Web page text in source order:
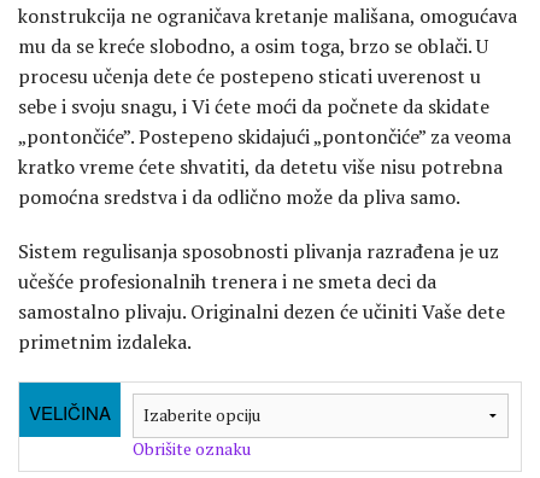
konstrukcija ne ograničava kretanje mališana, omogućava
mu da se kreće slobodno, a osim toga, brzo se oblači. U
procesu učenja dete će postepeno sticati uverenost u
sebe i svoju snagu, i Vi ćete moći da počnete da skidate
„pontončiće”. Postepeno skidajući „pontončiće” za veoma
kratko vreme ćete shvatiti, da detetu više nisu potrebna
pomoćna sredstva i da odlično može da pliva samo.
Sistem regulisanja sposobnosti plivanja razrađena je uz
učešće profesionalnih trenera i ne smeta deci da
samostalno plivaju. Originalni dezen će učiniti Vaše dete
primetnim izdaleka.
VELIČINA
Obrišite oznaku